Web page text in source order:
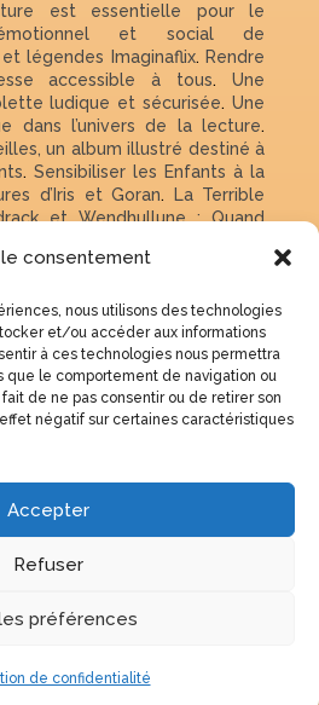
consentement
nous utilisons des technologies
et/ou accéder aux informations
à ces technologies nous permettra
le comportement de navigation ou
de ne pas consentir ou de retirer son
négatif sur certaines caractéristiques
Accepter
Refuser
préférences
de confidentialité
est essentielle pour le
émotionnel et social de
légendes Imaginaflix. Rendre
accessible à tous.Une
ludique et sécurisée.Une
dans l’univers de la lecture.
un album illustré destiné à
. Sensibiliser les Enfants à la
d’Iris et Goran.
La Terrible
et Wendhullune : Quand
enfant. Peut-on laisser ses
les enfants aiment-ils tant les
? Téléchargez gratuitement
pour tablette Android sur
gratuitement l’application
iOS sur App Store .
–Mentions légales